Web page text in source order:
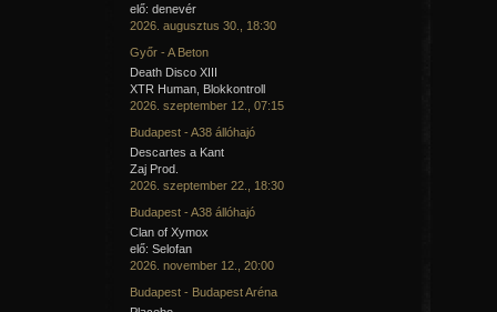
elő: denevér
2026. augusztus 30., 18:30
Győr - A Beton
Death Disco XIII
XTR Human, Blokkontroll
2026. szeptember 12., 07:15
Budapest - A38 állóhajó
Descartes a Kant
Zaj Prod.
2026. szeptember 22., 18:30
Budapest - A38 állóhajó
Clan of Xymox
elő: Selofan
2026. november 12., 20:00
Budapest - Budapest Aréna